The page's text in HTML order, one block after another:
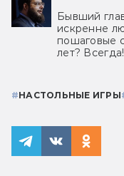
Бывший
искренне
пошаговые
лет? Всегда!
#НАСТОЛЬНЫЕ ИГРЫ